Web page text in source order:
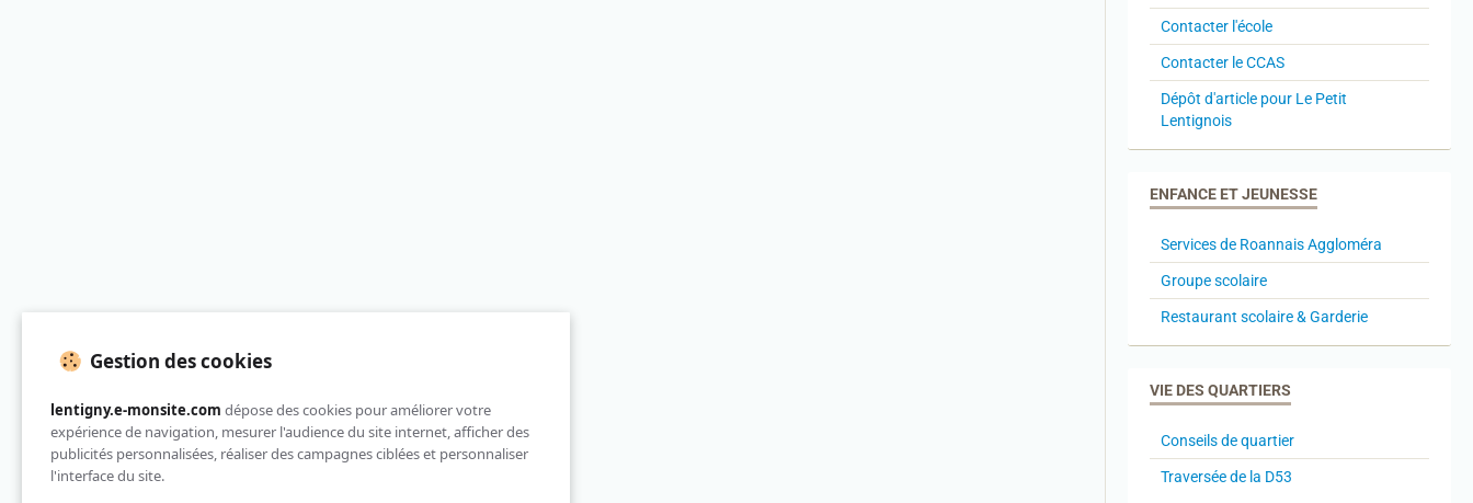
Contacter l'école
Contacter le CCAS
Dépôt d'article pour Le Petit
Lentignois
ENFANCE ET JEUNESSE
Services de Roannais Aggloméra
Groupe scolaire
Restaurant scolaire & Garderie
VIE DES QUARTIERS
Conseils de quartier
Traversée de la D53
Gestion des cookies
lentigny.e-monsite.com dépose des cookies pour améliorer votre
expérience de navigation, mesurer l'audience du site internet, afficher des
publicités personnalisées, réaliser des campagnes ciblées et personnaliser
l'interface du site.